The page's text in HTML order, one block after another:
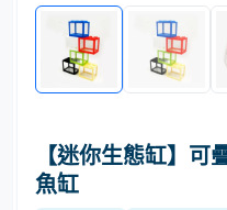
【迷你生態缸】
魚缸